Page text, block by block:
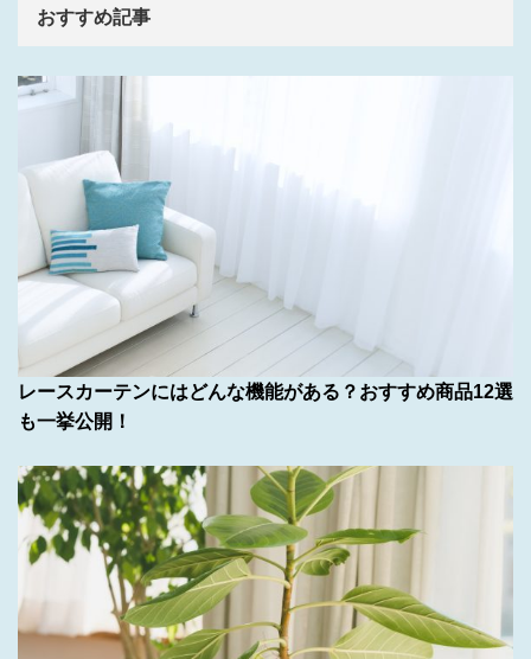
おすすめ記事
レースカーテンにはどんな機能がある？おすすめ商品12選
も一挙公開！